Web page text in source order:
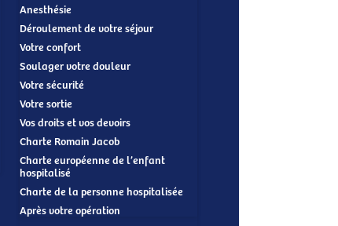
Anesthésie
Déroulement de votre séjour
Votre confort
Soulager votre douleur
Votre sécurité
Votre sortie
Vos droits et vos devoirs
Charte Romain Jacob
Charte européenne de l’enfant
hospitalisé
Charte de la personne hospitalisée
Après votre opération